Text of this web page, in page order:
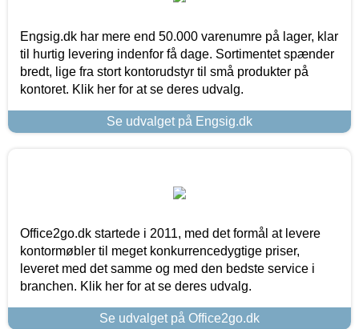
Engsig.dk har mere end 50.000 varenumre på lager, klar
til hurtig levering indenfor få dage. Sortimentet spænder
bredt, lige fra stort kontorudstyr til små produkter på
kontoret. Klik her for at se deres udvalg.
Se udvalget på Engsig.dk
Office2go.dk startede i 2011, med det formål at levere
kontormøbler til meget konkurrencedygtige priser,
leveret med det samme og med den bedste service i
branchen. Klik her for at se deres udvalg.
Se udvalget på Office2go.dk